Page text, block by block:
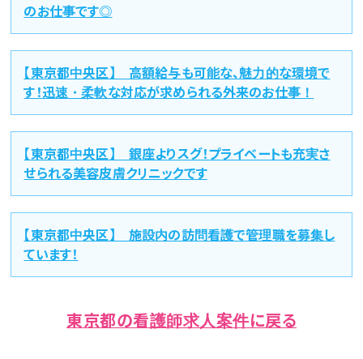
のお仕事です◎
【東京都中央区】 高額給与も可能な、魅力的な環境で
す！迅速・柔軟な対応が求められる外来のお仕事！
【東京都中央区】 銀座よりスグ！プライベートも充実さ
せられる美容皮膚クリニックです
【東京都中央区】 施設内の訪問看護で管理職を募集し
ています！
東京都の看護師求人案件に戻る